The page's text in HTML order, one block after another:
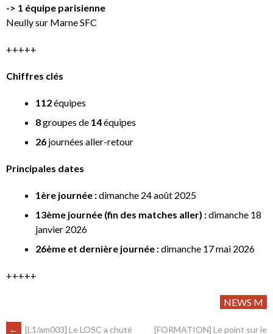
-> 1 équipe parisienne
Neully sur Marne SFC
+++++
Chiffres clés
112équipes
8groupes de 14équipes
26 journées aller-retour
Principales dates
1ère journée :dimanche 24 août 2025
13ème journée (fin des matches aller) :dimanche 18
janvier 2026
26ème et dernière journée :dimanche 17 mai 2026
+++++
NEWS M
←
[L1/am003] Le LOSC a chuté
[FORMATION] Le point sur le